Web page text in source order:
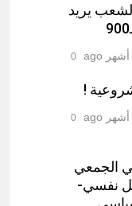
يريد
0
!
0
الجمعي
نفسي-